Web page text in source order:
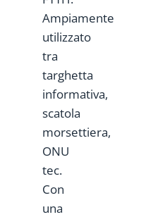
Ampiamente
utilizzato
tra
targhetta
informativa,
scatola
morsettiera,
ONU
tec.
Con
una